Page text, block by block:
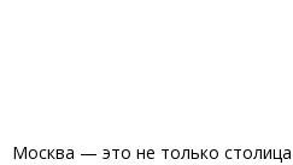
Москва — это не только